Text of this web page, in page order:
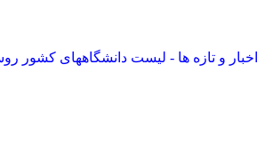
اخبار و تازه ها - لیست دانشگاههای کشور